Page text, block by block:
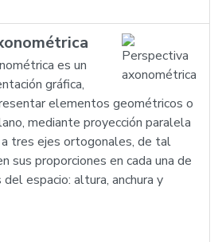
es un
gráfica,
elementos geométricos o
mediante proyección paralela
a tres ejes ortogonales, de tal
sus proporciones en cada una de
espacio: altura, anchura y